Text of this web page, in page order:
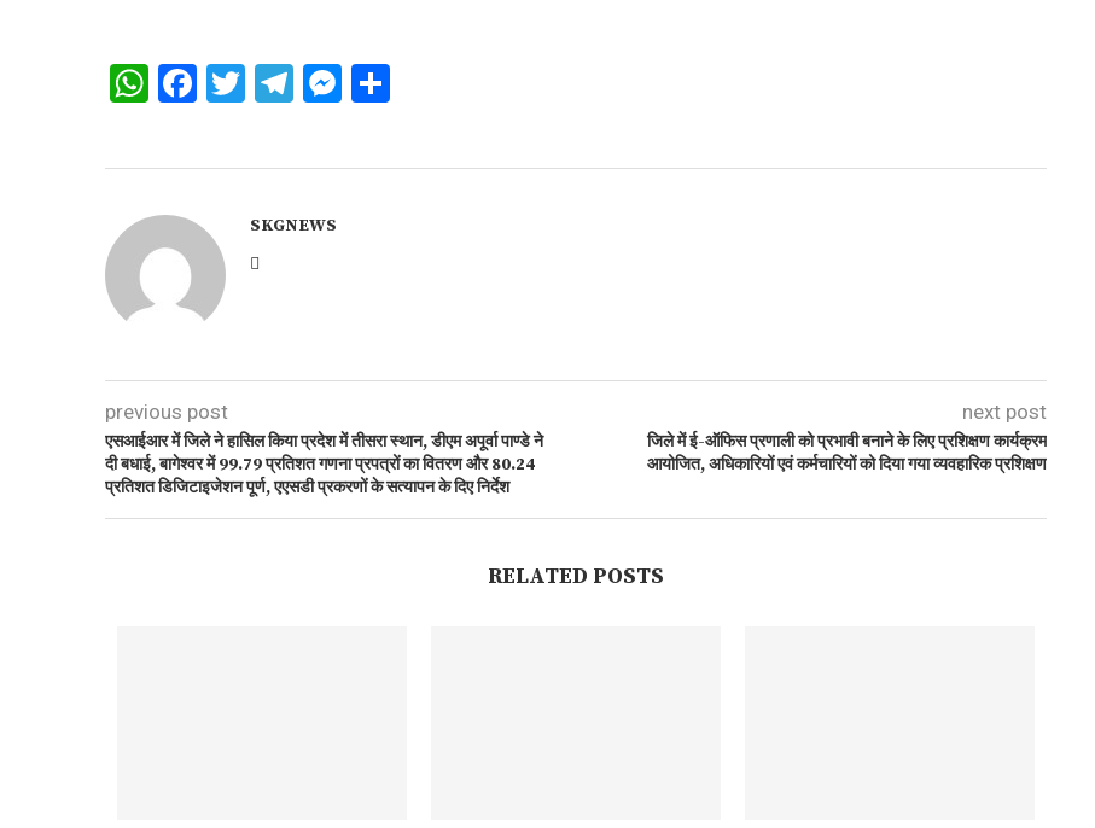
WhatsApp
Facebook
Twitter
Telegram
Messenger
SKGNEWS
previous post
एसआईआर में जिले ने हासिल किया प्रदेश में तीसरा स्थान, डीएम अपूर्वा पाण्डे ने
दी बधाई, बागेश्वर में 99.79 प्रतिशत गणना प्रपत्रों का वितरण और 80.24
प्रतिशत डिजिटाइजेशन पूर्ण, एएसडी प्रकरणों के सत्यापन के दिए निर्देश
next post
जिले में ई-ऑफिस प्रणाली को प्रभावी बनाने के लिए प्रशिक्षण कार्यक्रम
आयोजित, अधिकारियों एवं कर्मचारियों को दिया गया व्यवहारिक प्रशिक्षण
RELATED POSTS